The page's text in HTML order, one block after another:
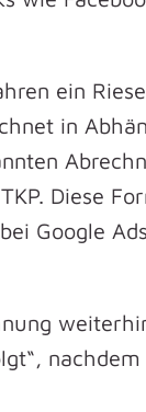
ein
in
Diese
Google